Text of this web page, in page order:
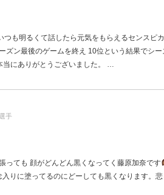
も明るくて話したら元気をもらえるセンスピ
ズン最後のゲームを終え 10位という結果でシー
当にありがとうございました。 …
手
っても 顔がどんどん黒くなってく藤原加奈です
りに塗ってるのにどーしても黒くなります。